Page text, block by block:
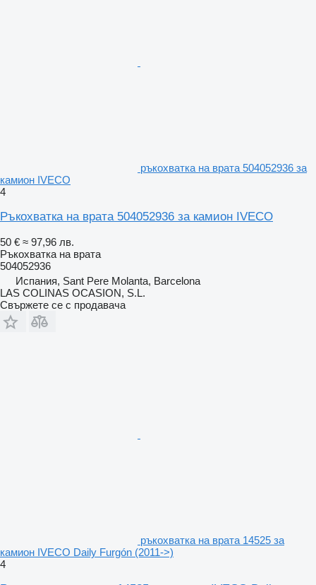
ръкохватка на врата 504052936 за
камион IVECO
4
Ръкохватка на врата 504052936 за камион IVECO
50 € ≈ 97,96 лв.
Ръкохватка на врата
504052936
Испания, Sant Pere Molanta, Barcelona
LAS COLINAS OCASION, S.L.
Свържете се с продавача
ръкохватка на врата 14525 за
камион IVECO Daily Furgón (2011->)
4